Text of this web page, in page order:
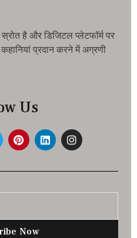
है और डिजिटल प्लेटफॉर्म पर
कहानियां प्रदान करने में अग्रणी
Us
Now